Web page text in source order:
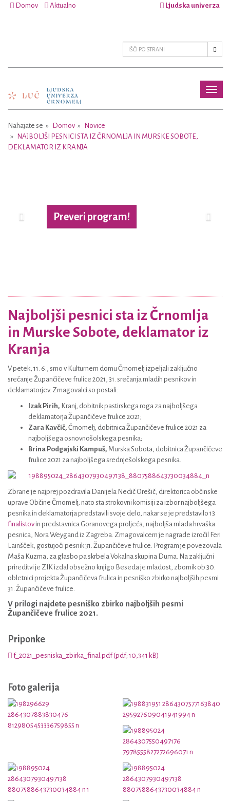
Domov Aktualno Ljudska univerza
Nahajate se Domov
Novice
NAJBOLJŠI PESNICI STA IZ ČRNOMLJA IN MURSKE SOBOTE,
DEKLAMATOR IZ KRANJA
Preveri program!
Najboljši pesnici sta iz Črnomlja
in Murske Sobote, deklamator iz
Kranja
V petek, 11. 6., smo v Kulturnem domu Črnomelj izpeljali zaključno
srečanje Župančičeve frulice 2021, 31. srečanja mladih pesnikov in
deklamatorjev. Zmagovalci so postali:
Izak Pirih, Kranj, dobitnik pastirskega roga za najboljšega
deklamatorja Župančičeve frulice 2021;
Zara Kavčič, Črnomelj, dobitnica Župančičeve frulice 2021 za
najboljšega osnovnošolskega pesnika;
Brina Podgajski Kampuš, Murska Sobota, dobitnica Župančičeve
frulice 2021 za najboljšega srednješolskega pesnika.
Zbrane je najprej pozdravila Danijela Nedič Orešič, direktorica občinske
uprave Občine Črnomelj, nato sta strokovni komisiji za izbor najboljšega
pesnika in deklamatorja predstavili svoje delo, nakar se je predstavilo 13
finalistovin predstavnica Goranovega proljeća, najboljša mlada hrvaška
pesnica, Nora Weygand iz Zagreba. Zmagovalcem je nagrade izročil Feri
Lainšček, gostujoči pesnik 31. Župančičeve frulice. Program je povezovala
Maša Kuzma, za glasbo pa skrbela Vokalna skupina Duma. Na zaključni
prireditvi je ZIK izdal obsežno knjigo Beseda je mladost, zbornik ob 30.
obletnici projekta Župančičeva frulica in pesniško zbirko najboljših pesmi
31. Župančičeve frulice.
V prilogi najdete pesniško zbirko najboljših pesmi
Župančičeve frulice 2021.
Priponke
f_2021_pesniska_zbirka_final.pdf (pdf; 10,341 kB)
Foto galerija